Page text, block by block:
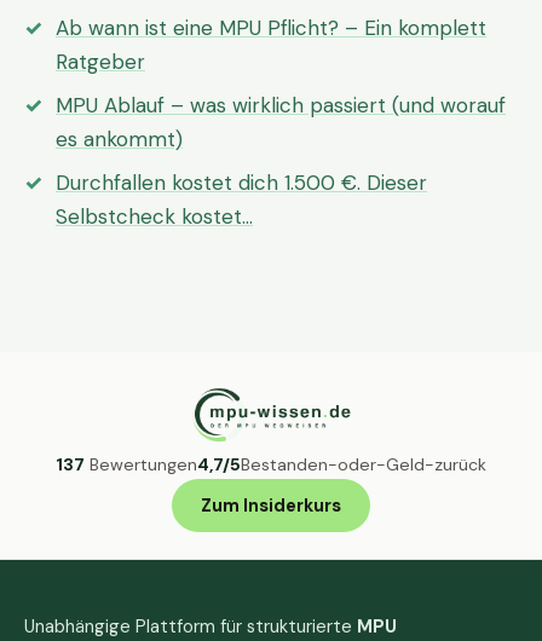
Ab wann ist eine MPU Pflicht? – Ein komplett
Ratgeber
MPU Ablauf – was wirklich passiert (und worauf
es ankommt)
Durchfallen kostet dich 1.500 €. Dieser
Selbstcheck kostet…
137 Bewertungen4,7/5Bestanden-oder-Geld-zurück
Zum Insiderkurs
Unabhängige Plattform für strukturierte MPU